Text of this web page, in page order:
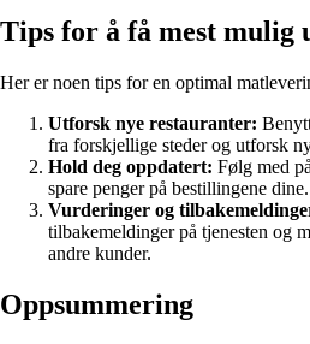
Tips for å få mest mulig
Her er noen tips for en optimal
Utforsk nye restauranter:
fra forskjellige steder og utforsk
Hold deg oppdatert: Følg med
spare penger på bestillingene dine.
Vurderinger og
tilbakemeldinger på tjenesten og
andre kunder.
Oppsummering